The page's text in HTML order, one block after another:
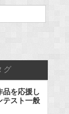
グ
品を応援し
テスト一般